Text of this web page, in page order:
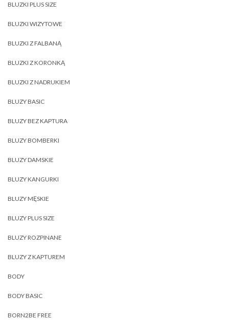
BLUZKI PLUS SIZE
BLUZKI WIZYTOWE
BLUZKI Z FALBANĄ
BLUZKI Z KORONKĄ
BLUZKI Z NADRUKIEM
BLUZY BASIC
BLUZY BEZ KAPTURA
BLUZY BOMBERKI
BLUZY DAMSKIE
BLUZY KANGURKI
BLUZY MĘSKIE
BLUZY PLUS SIZE
BLUZY ROZPINANE
BLUZY Z KAPTUREM
BODY
BODY BASIC
BORN2BE FREE